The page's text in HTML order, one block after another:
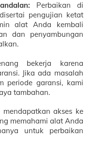
Perbaikan di
pengujian ketat
alat Anda kembali
dan penyambungan
bekerja karena
Jika ada masalah
periode garansi, kami
tambahan.
mendapatkan akses ke
memahami alat Anda
untuk perbaikan